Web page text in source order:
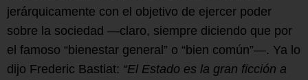
jerárquicamente con el objetivo de ejercer poder
sobre la sociedad —claro, siempre diciendo que por
el famoso “bienestar general” o “bien común”—. Ya lo
dijo Frederic Bastiat: “El Estado es la gran ficción a